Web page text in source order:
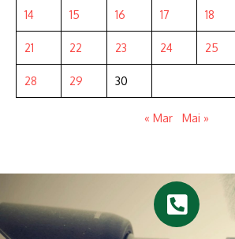
14 15 16 17 18
21 22 23 24 25
28 29 30
« Mar Mai »